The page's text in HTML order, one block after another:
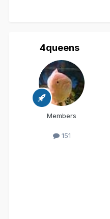
4queens
Members
151